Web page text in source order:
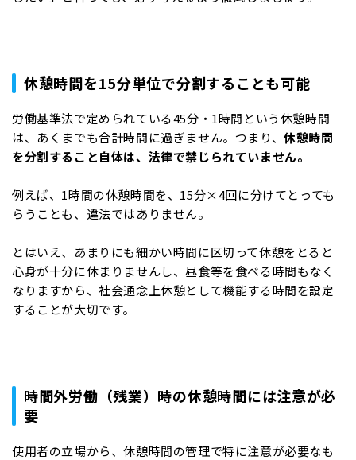
休憩時間を15分単位で分割することも可能
労働基準法で定められている45分・1時間という休憩時間
は、あくまでも合計時間に過ぎません。つまり、休憩時間
を分割すること自体は、法律で禁じられていません。
例えば、1時間の休憩時間を、15分×4回に分けてとっても
らうことも、違法ではありません。
とはいえ、あまりにも細かい時間に区切って休憩をとると
心身が十分に休まりませんし、昼食等を食べる時間もなく
なりますから、社会通念上休憩として機能する時間を設定
することが大切です。
時間外労働（残業）時の休憩時間には注意が必
要
使用者の立場から、休憩時間の管理で特に注意が必要なも